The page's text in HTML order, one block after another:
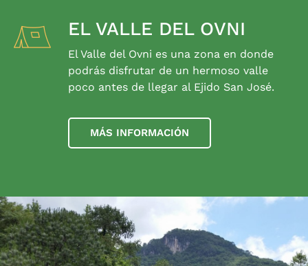
EL VALLE DEL OVNI
El Valle del Ovni es una zona en donde
podrás disfrutar de un hermoso valle
poco antes de llegar al Ejido San José.
MÁS INFORMACIÓN